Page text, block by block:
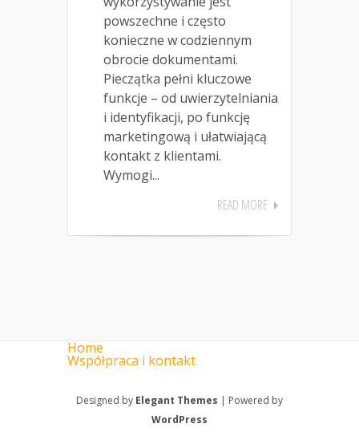
powszechne i często
konieczne w codziennym
obrocie dokumentami.
Pieczątka pełni kluczowe
funkcje – od uwierzytelniania
i identyfikacji, po funkcję
marketingową i ułatwiającą
kontakt z klientami.
Wymogi...
READ MORE
Home
Współpraca i kontakt
Designed by Elegant Themes | Powered by
WordPress